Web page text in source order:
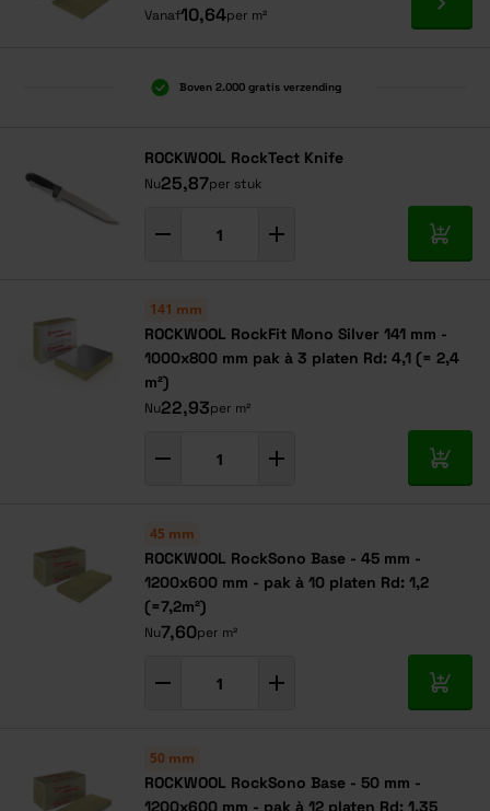
Vanaf10,64per m² Ga
Boven 2.000 gratis verzending
ROCKWOOL RockTect Knife
Nu25,87per stuk
In
141 mm
ROCKWOOL RockFit Mono Silver 141 mm -
1000x800 mm pak à 3 platen Rd: 4,1 (= 2,4
m²)
Nu22,93per m²
In
45 mm
ROCKWOOL RockSono Base - 45 mm -
1200x600 mm - pak à 10 platen Rd: 1,2
(=7,2m²)
Nu7,60per m²
In
50 mm
ROCKWOOL RockSono Base - 50 mm -
1200x600 mm - pak à 12 platen Rd: 1,35